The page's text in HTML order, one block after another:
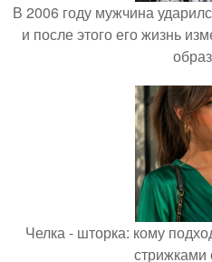
В 2006 году мужчина
и после этого его жизнь
Челка - шторка: кому
стрижками